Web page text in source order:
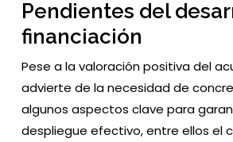
Pendientes del
financiación
Pese a la valoración positiva del
advierte de la necesidad de
algunos aspectos clave para
despliegue efectivo, entre ellos el